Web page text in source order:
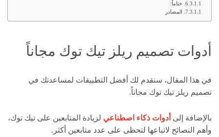
ختاماً:
المصادر
أدوات تصميم ريلز تيك توك مجاناً
في هذا المقال، سنقدم لك أفضل التطبيقات لمساعدتك في
تصميم ريلز تيك توك مجاناً.
بالإضافة إلى أدوات ذكاء اصطناعي لزيادة المتابعين على تيك توك،
وأهم النصائح لاتباعها لتحظى على عدد متابعين أكثر.